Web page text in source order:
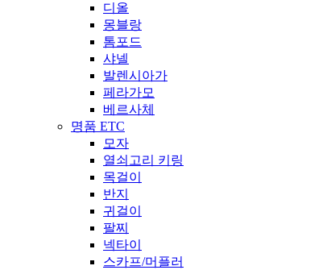
디올
몽블랑
톰포드
샤넬
발렌시아가
페라가모
베르사체
명품 ETC
모자
열쇠고리 키링
목걸이
반지
귀걸이
팔찌
넥타이
스카프/머플러